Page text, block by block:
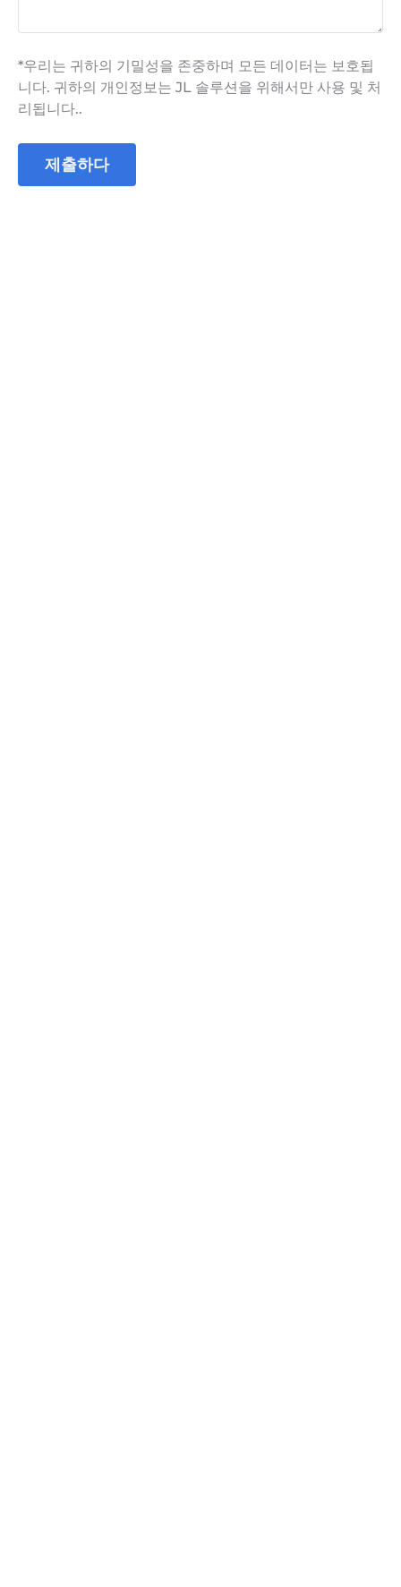
*우리는 귀하의 기밀성을 존중하며 모든 데이터는 보호됩
니다. 귀하의 개인정보는 JL 솔루션을 위해서만 사용 및 처
리됩니다..
제출하다